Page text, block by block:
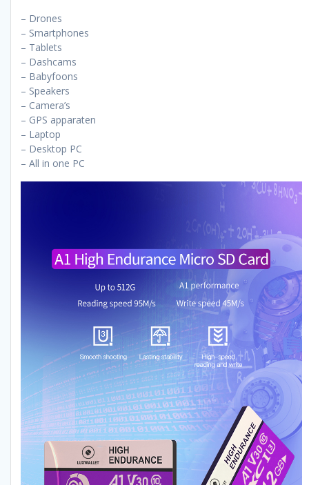
– Drones
– Smartphones
– Tablets
– Dashcams
– Babyfoons
– Speakers
– Camera’s
– GPS apparaten
– Laptop
– Desktop PC
– All in one PC